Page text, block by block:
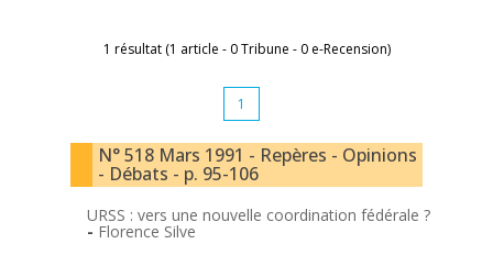
1 résultat (1 article - 0 Tribune - 0 e-Recension)
1
N° 518 Mars 1991 - Repères - Opinions
- Débats - p. 95-106
URSS : vers une nouvelle coordination fédérale ?
- Florence Silve